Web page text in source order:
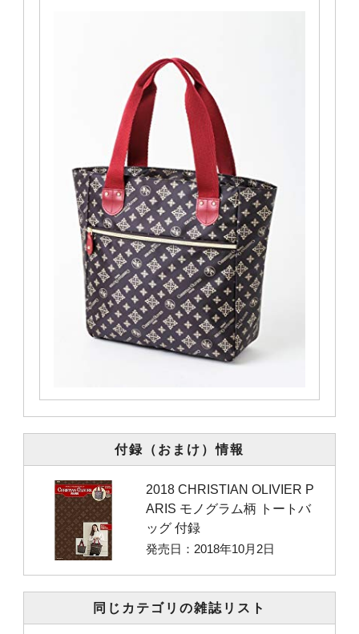
付録（おまけ）情報
2018 CHRISTIAN OLIVIER P
ARIS モノグラム柄 トートバ
ッグ 付録
発売日：2018年10月2日
同じカテゴリの雑誌リスト